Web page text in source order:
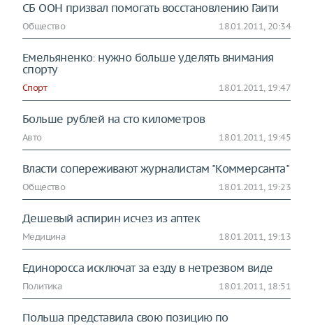
СБ ООН призвал помогать восстановлению Гаити
Общество 18.01.2011, 20:34
Емельяненко: нужно больше уделять внимания
спорту
Спорт 18.01.2011, 19:47
Больше рублей на сто километров
Авто 18.01.2011, 19:45
Власти сопереживают журналистам "Коммерсанта"
Общество 18.01.2011, 19:23
Дешевый аспирин исчез из аптек
Медицина 18.01.2011, 19:13
Единоросса исключат за езду в нетрезвом виде
Политика 18.01.2011, 18:51
Польша представила свою позицию по